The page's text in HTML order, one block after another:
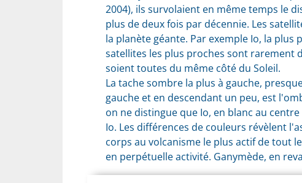
2004), ils survolaient en même temps le
plus de deux fois par décennie. Les
la planète géante. Par exemple Io, la
satellites les plus proches sont rarement
soient toutes du même côté du Soleil.
La tache sombre la plus à gauche,
gauche et en descendant un peu, est
on ne distingue que Io, en blanc au
Io. Les différences de couleurs révèlent
corps au volcanisme le plus actif de tout
en perpétuelle activité. Ganymède, en